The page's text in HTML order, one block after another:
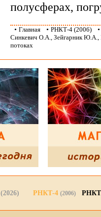
полусферах,
• Главная • РНКТ-4 (2006)
Синкевич О.А., Зейгарник Ю.А.,
потоках
(2026) РНКТ-4 (2006)